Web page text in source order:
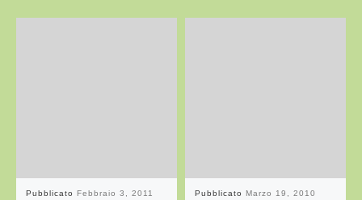
Pubblicato Febbraio 3, 2011 Pubblicato Marzo 19, 2010